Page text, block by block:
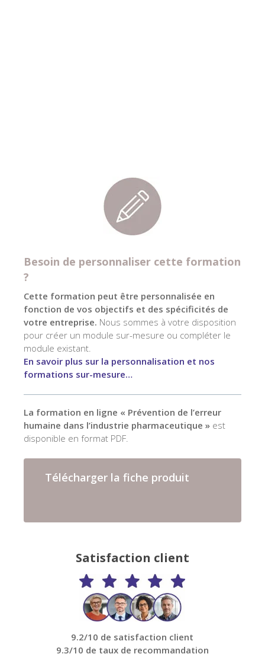
Besoin de personnaliser cette formation
?
Cette formation peut être personnalisée en
fonction de vos objectifs et des spécificités de
votre entreprise. Nous sommes à votre disposition
pour créer un module sur-mesure ou compléter le
module existant.
En savoir plus sur la personnalisation et nos
formations sur-mesure…
La formation en ligne « Prévention de l’erreur
humaine dans l’industrie pharmaceutique » est
disponible en format PDF.
Télécharger la fiche produit
Satisfaction client
9.2/10 de satisfaction client
9.3/10 de taux de recommandation